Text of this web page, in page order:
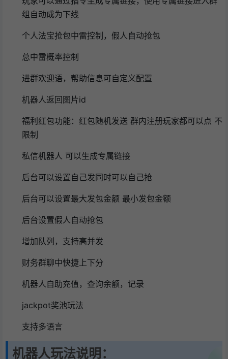
组自动成为下线
个人法宝抢包中雷控制，假人自动抢包
总中雷概率控制
进群欢迎语，帮助信息可自定义配置
机器人返回图片id
福利红包功能：红包随机发送 群内注册玩家都可以点 不
限制
私信机器人 可以生成专属链接
后台可以设置自己发同时可以自己抢
后台可以设置最大发包金额 最小发包金额
后台设置假人自动抢包
增加队列，支持高并发
财务群聊中快捷上下分
机器人自助充值，查询余额，记录
jackpot奖池玩法
支持多语言
机器人玩法说明：